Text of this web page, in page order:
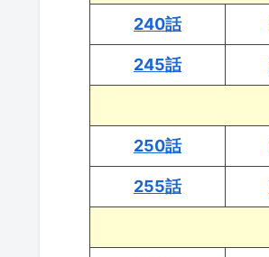
240話
245話
250話
255話